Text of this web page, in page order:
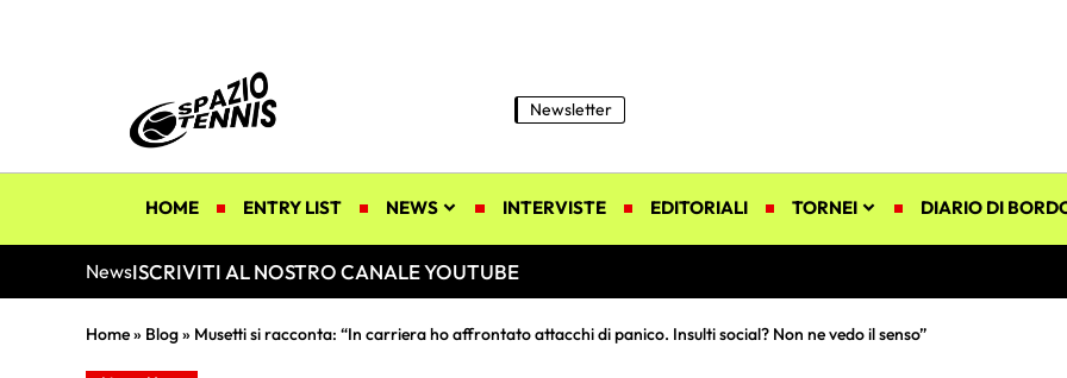
Newsletter
HOME ENTRY LIST NEWS INTERVISTE EDITORIALI TORNEI DIARIO DI
NewsISCRIVITI AL NOSTRO CANALE YOUTUBE
Home» Blog» Musetti si racconta: “In carriera ho affrontato attacchi di panico. Insulti social? Non ne vedo il senso”